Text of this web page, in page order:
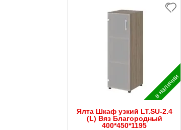
в наличии
Ялта Шкаф узкий LT.SU-2.4
(L) Вяз Благородный
400*450*1195